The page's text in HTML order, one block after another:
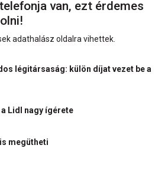
van, ezt érdemes
adathalász oldalra vihettek.
légitársaság: külön díjat vezet be a
Lidl nagy ígérete
megütheti